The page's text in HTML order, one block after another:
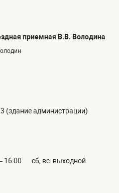
приемная В.В. Володина
(здание администрации)
16:00 сб, вс: выходной